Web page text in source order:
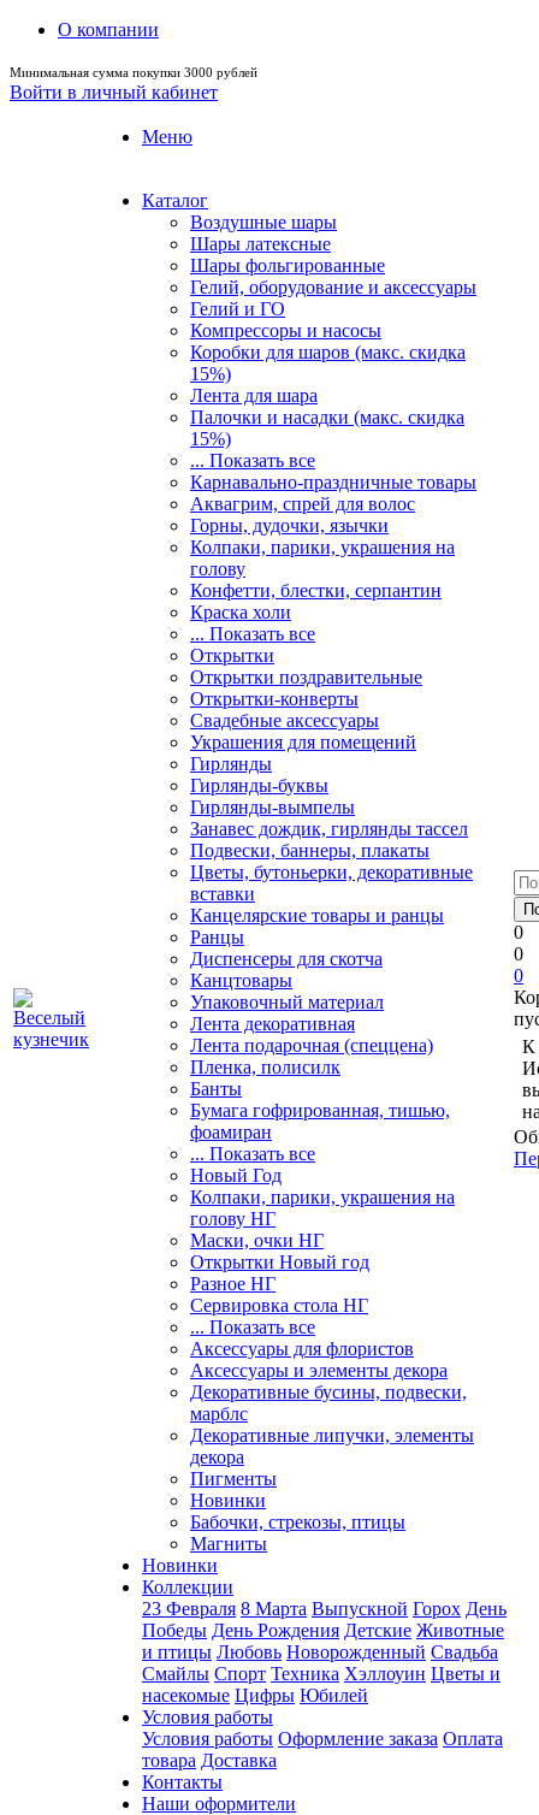
О компании
Минимальная сумма покупки 3000 рублей
Войти в личный кабинет
Меню
Каталог
Воздушные шары
Шары латексные
Шары фольгированные
Гелий, оборудование и аксессуары
Гелий и ГО
Компрессоры и насосы
Коробки для шаров (макс. скидка
15%)
Лента для шара
Палочки и насадки (макс. скидка
15%)
... Показать все
Карнавально-праздничные товары
Аквагрим, спрей для волос
Горны, дудочки, язычки
Колпаки, парики, украшения на
голову
Конфетти, блестки, серпантин
Краска холи
... Показать все
Открытки
Открытки поздравительные
Открытки-конверты
Свадебные аксессуары
Украшения для помещений
Гирлянды
Гирлянды-буквы
Гирлянды-вымпелы
Занавес дождик, гирлянды тассел
Подвески, баннеры, плакаты
Цветы, бутоньерки, декоративные
вставки
Канцелярские товары и ранцы
Ранцы
Диспенсеры для скотча
Канцтовары
Упаковочный материал
Лента декоративная
Лента подарочная (спеццена)
Пленка, полисилк
Банты
Бумага гофрированная, тишью,
фоамиран
... Показать все
Новый Год
Колпаки, парики, украшения на
голову НГ
Маски, очки НГ
Открытки Новый год
Разное НГ
Сервировка стола НГ
... Показать все
Аксессуары для флористов
Аксессуары и элементы декора
Декоративные бусины, подвески,
марблс
Декоративные липучки, элементы
декора
Пигменты
Новинки
Бабочки, стрекозы, птицы
Магниты
Новинки
Коллекции
23 Февраля 8 Марта Выпускной Горох День
Победы День Рождения Детские Животные
и птицы Любовь Новорожденный Свадьба
Смайлы Спорт Техника Хэллоуин Цветы и
насекомые Цифры Юбилей
Условия работы
Условия работы Оформление заказа Оплата
товара Доставка
Контакты
Наши оформители
0
0
0
К